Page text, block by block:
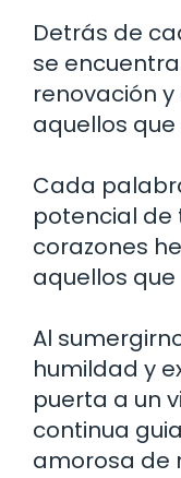
Detrás de
se
renovación
aquellos
Cada
potencial de
corazones
aquellos
Al
humildad y
puerta a un
continua
amorosa de